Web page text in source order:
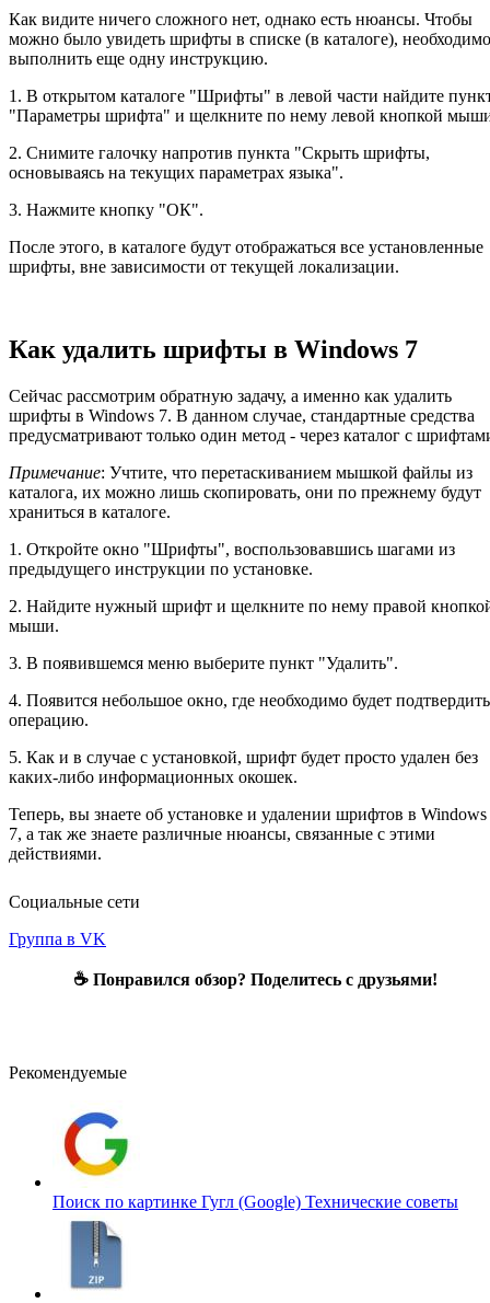
Как видите ничего сложного нет, однако есть нюансы. Чтобы
можно было увидеть шрифты в списке (в каталоге), необходимо
выполнить еще одну инструкцию.
1. В открытом каталоге "Шрифты" в левой части найдите
"Параметры шрифта" и щелкните по нему левой кнопкой
2. Снимите галочку напротив пункта "Скрыть шрифты,
основываясь на текущих параметрах языка".
3. Нажмите кнопку "ОК".
После этого, в каталоге будут отображаться все установленные
шрифты, вне зависимости от текущей локализации.
Как удалить шрифты в Windows 7
Сейчас рассмотрим обратную задачу, а именно как удалить
шрифты в Windows 7. В данном случае, стандартные средства
предусматривают только один метод - через каталог с
Примечание: Учтите, что перетаскиванием мышкой файлы из
каталога, их можно лишь скопировать, они по прежнему будут
храниться в каталоге.
1. Откройте окно "Шрифты", воспользовавшись шагами из
предыдущего инструкции по установке.
2. Найдите нужный шрифт и щелкните по нему правой
мыши.
3. В появившемся меню выберите пункт "Удалить".
4. Появится небольшое окно, где необходимо будет подтвердить
операцию.
5. Как и в случае с установкой, шрифт будет просто удален без
каких-либо информационных окошек.
Теперь, вы знаете об установке и удалении шрифтов в Windows
7, а так же знаете различные нюансы, связанные с этими
действиями.
Социальные сети
Группа в VK
☕ Понравился обзор? Поделитесь с друзьями!
Рекомендуемые
Поиск по картинке Гугл (Google) Технические советы